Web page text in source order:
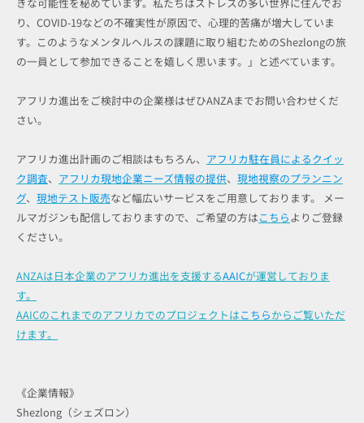
り、COVID-19などの不確実性が原因で、心理的苦痛が増大していま
す。このようなメンタルヘルスの課題に取り組むためのShezlongの旅
の一員として参加できることを嬉しく思います。」と述べています。
アフリカ進出をご検討中の企業様はぜひANZAまでお問い合わせくだ
さい。
アフリカ進出計画のご相談はもちろん、 アフリカ駐在員によるクイッ
ク調査、 アフリカ現地企業ニーズ情報の提供、 現地視察のプランニン
グ、 現地テスト販売など幅広いサービスをご用意しております。 メー
ルマガジンも配信しておりますので、ご希望の方はこちらよりご登録
ください。
ANZAは日本企業のアフリカ進出を支援するAAICが運営しておりま
す。
AAICのこれまでのアフリカでのプロジェクトはこちらからご覧いただ
けます。
《企業情報》
Shezlong（シェズロン）